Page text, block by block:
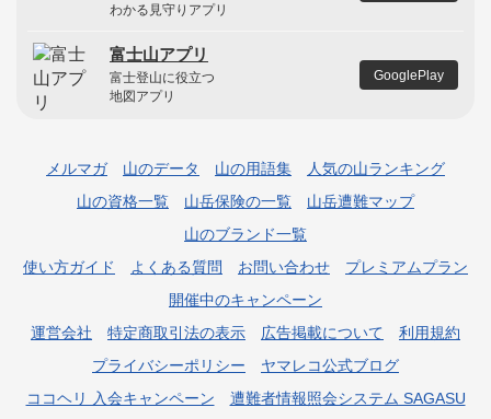
わかる見守りアプリ
富士山アプリ
富士登山に役立つ
地図アプリ
GooglePlay
メルマガ 山のデータ 山の用語集
人気の山ランキング
山の資格一覧
山岳保険の一覧
山岳遭難マップ
山のブランド一覧
使い方ガイド
よくある質問 お問い合わせ
プレミアムプラン
開催中のキャンペーン
運営会社
特定商取引法の表示 広告掲載について
利用規約
プライバシーポリシー
ヤマレコ公式ブログ
ココヘリ 入会キャンペーン
遭難者情報照会システム SAGASU